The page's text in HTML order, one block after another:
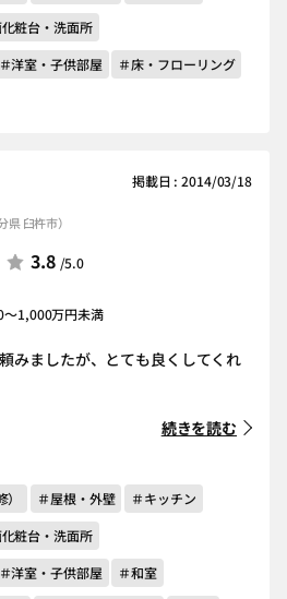
粧台・洗面所
＃洋室・子供部屋
＃床・フローリング
掲載日 : 2014/03/18
臼杵市）
3.8 /5.0
～1,000万円未満
みましたが、とても良くしてくれ
続きを読む
＃屋根・外壁
＃キッチン
粧台・洗面所
＃洋室・子供部屋
＃和室